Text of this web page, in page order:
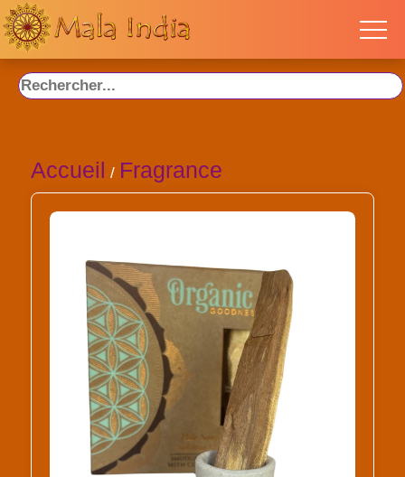
Accueil / Fragrance